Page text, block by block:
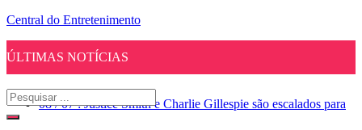
Central do Entretenimento
ÚLTIMAS NOTÍCIAS
08 / 07 : Justice Smith e Charlie Gillespie são escalados para